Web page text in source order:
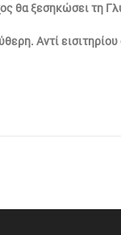
θα ξεσηκώσει τη
Αντί